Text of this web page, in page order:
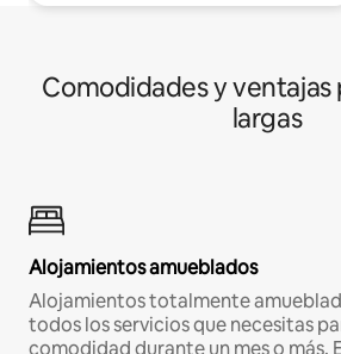
Comodidades y ventajas
largas
Alojamientos amueblados
Alojamientos totalmente
todos los servicios que necesitas
comodidad durante un mes o más.